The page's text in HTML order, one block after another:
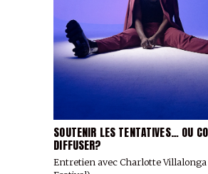
SOUTENIR LES TENTATIVES… OU
DIFFUSER?
Entretien avec Charlotte Villalonga